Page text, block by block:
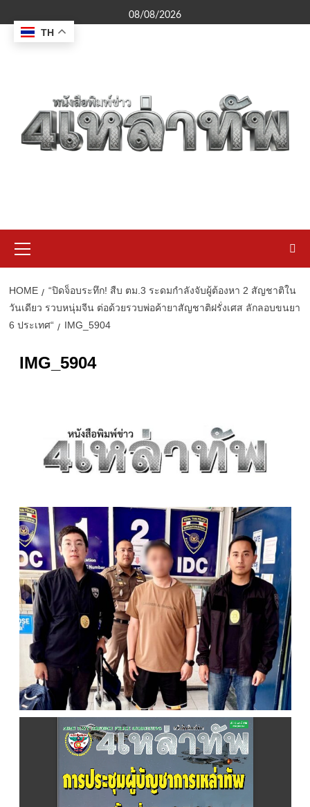
to
content
08/08/2026
Menu
HOME
“ปิดจ็อบระทึก! สืบ ตม.3 ระดมกำลังจับผู้ต้องหา 2 สัญชาติใน
วันเดียว รวบหนุ่มจีน ต่อด้วยรวบพ่อค้ายาสัญชาติฝรั่งเศส ลักลอบขนยา
6 ประเทศ“
IMG_5904
IMG_5904
TH